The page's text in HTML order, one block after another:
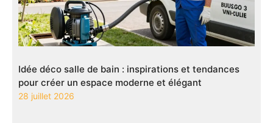
Idée déco salle de bain : inspirations et tendances
pour créer un espace moderne et élégant
28 juillet 2026